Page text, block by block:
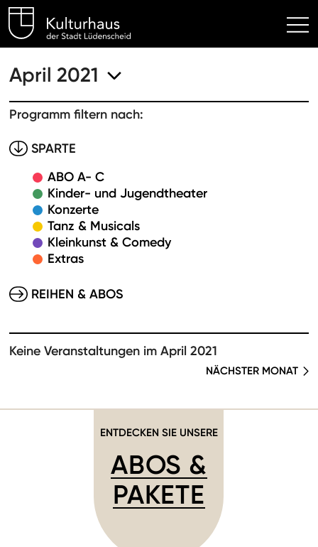
Kulturhaus Lüdenscheid
April 2021
Programm filtern nach:
SPARTE
ABO A- C
Kinder- und Jugendtheater
Konzerte
Tanz & Musicals
Kleinkunst & Comedy
Extras
REIHEN & ABOS
Keine Veranstaltungen im April 2021
NÄCHSTER MONAT
ENTDECKEN SIE UNSERE
ABOS &
PAKETE